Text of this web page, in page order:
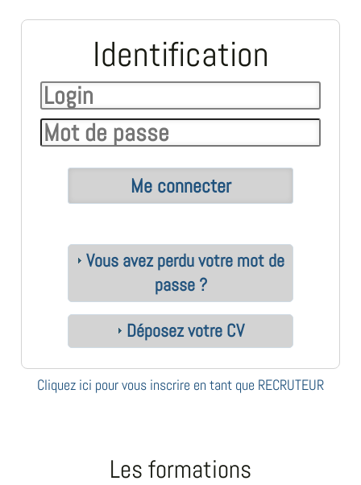
Identification
Vous avez perdu votre mot de
passe ?
Déposez votre CV
Cliquez ici pour vous inscrire en tant que RECRUTEUR
Les formations